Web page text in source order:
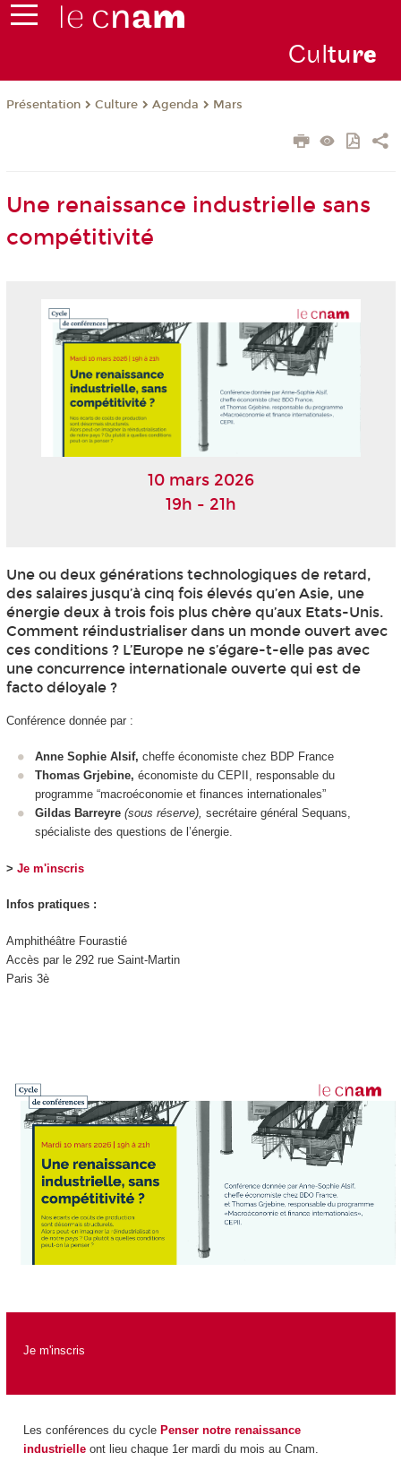
Culture
Présentation Culture Agenda Mars
Une renaissance industrielle sans
compétitivité
10 mars 2026
19h - 21h
Une ou deux générations technologiques de retard,
des salaires jusqu’à cinq fois élevés qu’en Asie, une
énergie deux à trois fois plus chère qu’aux Etats-Unis.
Comment réindustrialiser dans un monde ouvert avec
ces conditions ? L’Europe ne s’égare-t-elle pas avec
une concurrence internationale ouverte qui est de
facto déloyale ?
Conférence donnée par :
Anne Sophie Alsif, cheffe économiste chez BDP France
Thomas Grjebine, économiste du CEPII, responsable du
programme “macroéconomie et finances internationales”
Gildas Barreyre (sous réserve), secrétaire général Sequans,
spécialiste des questions de l’énergie.
> Je m'inscris
Infos pratiques :
Amphithéâtre Fourastié
Accès par le 292 rue Saint-Martin
Paris 3è
Je m'inscris
Les conférences du cyclePenser notre renaissance
industrielleont lieu chaque 1er mardi du mois au Cnam.